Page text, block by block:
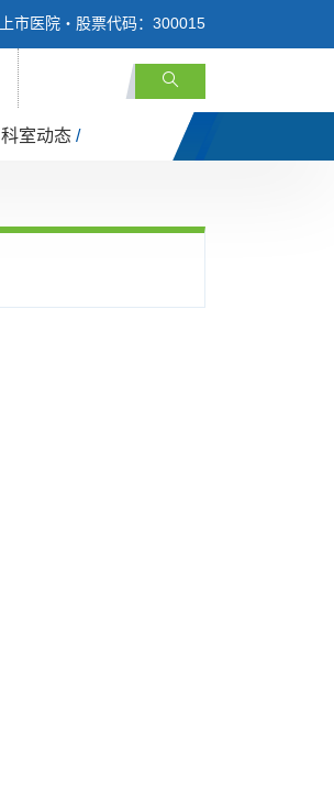
上市医院・股票代码：300015
科室动态 /